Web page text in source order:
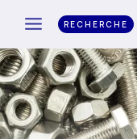
RECHERCHE